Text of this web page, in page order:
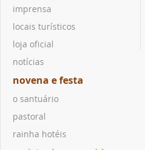
imprensa
locais turísticos
loja oficial
notícias
novena e festa
o santuário
pastoral
rainha hotéis